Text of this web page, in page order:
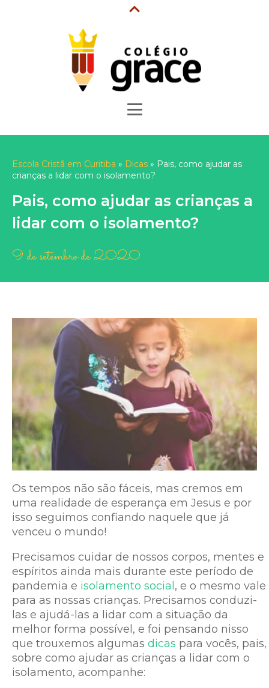
PORTAL DO ALUNO
MATRÍCULAS
Escola Cristã em Curitiba » Dicas » Pais, como ajudar as
crianças a lidar com o isolamento?
Pais, como ajudar as crianças a
lidar com o isolamento?
9 de setembro de 2020
Os tempos não são fáceis, mas cremos em
uma realidade de esperança em Jesus e por
isso seguimos confiando naquele que já
venceu o mundo!
Precisamos cuidar de nossos corpos, mentes e
espíritos ainda mais durante este período de
pandemia e isolamento social , e o mesmo vale
para as nossas crianças. Precisamos conduzi-
las e ajudá-las a lidar com a situação da
melhor forma possível, e foi pensando nisso
que trouxemos algumas dicas para vocês, pais,
sobre como ajudar as crianças a lidar com o
isolamento, acompanhe: